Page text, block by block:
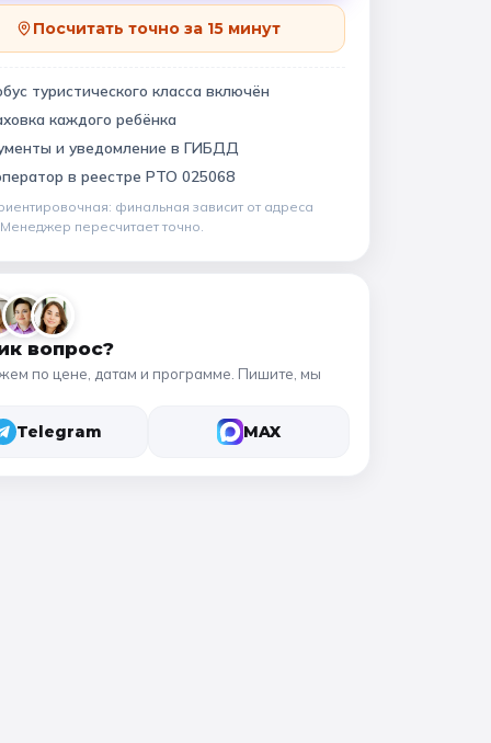
11 класс
музей Москва
Санкт-Петербург
Посчитать точно за 15 минут
туристического класса включён
каждого ребёнка
и уведомление в ГИБДД
в реестре РТО 025068
финальная зависит от адреса
пересчитает точно.
вопрос?
по цене, датам и программе. Пишите, мы
Telegram MAX